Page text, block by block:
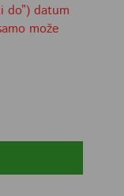
datum
može